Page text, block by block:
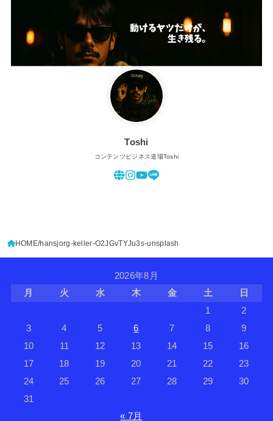
Toshi
コンテンツビジネス道場Toshi
HOME hansjorg-keller-O2JGvTYJu3s-unsplash
2026年8月
月
火 水 木 金 土
日
1
2
3
4 5 6 7 8
9
10
11 12 13 14 15
16
17
18 19 20 21 22
23
24
25 26 27 28 29
30
31
« 7月